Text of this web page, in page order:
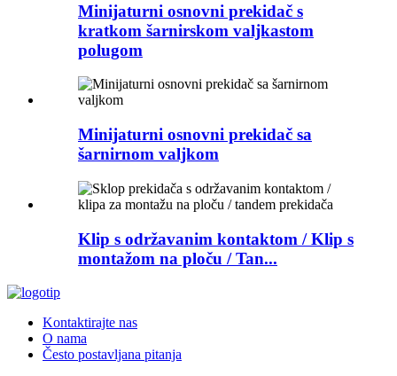
Minijaturni osnovni prekidač s
kratkom šarnirskom valjkastom
polugom
Minijaturni osnovni prekidač sa
šarnirnom valjkom
Klip s održavanim kontaktom / Klip s
montažom na ploču / Tan...
Kontaktirajte nas
O nama
Često postavljana pitanja